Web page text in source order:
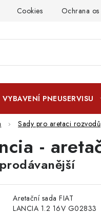
Cookies Ochrana
VYBAVENÍ PNEUSERVISU
Sady pro aretaci rozvodů
-
Aretační sada FIAT
LANCIA 1.2 16V G02833